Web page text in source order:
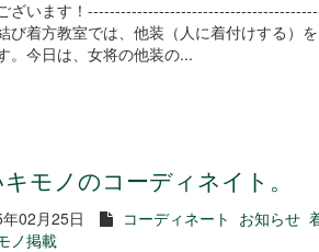
ざいます！
び着方教室では、他装（人に着付けする）
。今日は、女将の他装の...
モノのコーディネイト。
02月25日 コーディネート お知らせ
ノ掲載